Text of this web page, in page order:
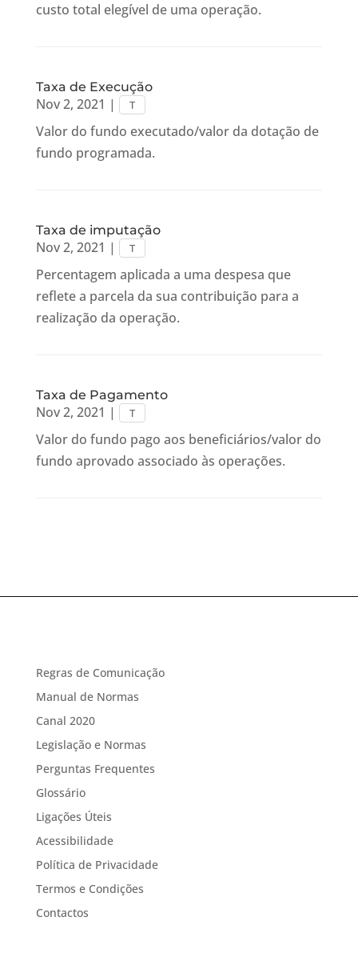
custo total elegível de uma operação.
Taxa de Execução
Nov 2, 2021 | T
Valor do fundo executado/valor da dotação de
fundo programada.
Taxa de imputação
Nov 2, 2021 | T
Percentagem aplicada a uma despesa que
reflete a parcela da sua contribuição para a
realização da operação.
Taxa de Pagamento
Nov 2, 2021 | T
Valor do fundo pago aos beneficiários/valor do
fundo aprovado associado às operações.
Regras de Comunicação
Manual de Normas
Canal 2020
Legislação e Normas
Perguntas Frequentes
Glossário
Ligações Úteis
Acessibilidade
Política de Privacidade
Termos e Condições
Contactos